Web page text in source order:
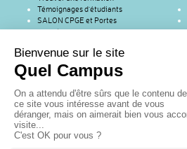
Témoignages d’étudiants
SALON CPGE et Portes
ouvertes